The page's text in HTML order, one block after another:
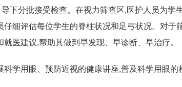
下分批接受检查。在视力筛查区,医护人员为
细评估每位学生的脊柱状况和足弓状况。对
医建议,帮助其做到早发现、早诊断、早治疗。
学用眼、预防近视的健康讲座,普及科学用眼